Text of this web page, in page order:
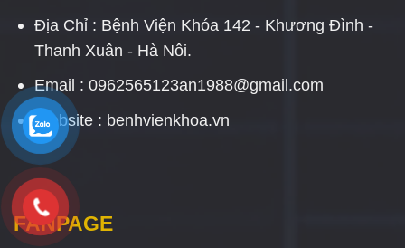
Địa Chỉ : Bệnh Viện Khóa 142 - Khương Đình -
Thanh Xuân - Hà Nôi.
Email : 0962565123an1988@gmail.com
Website : benhvienkhoa.vn
FANPAGE